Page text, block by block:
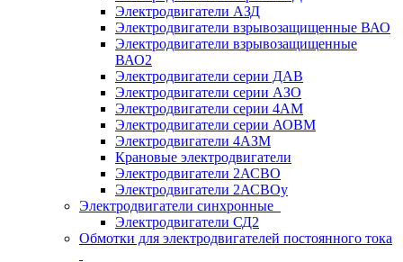
Электродвигатели АЗД
Электродвигатели взрывозащищенные ВАО
Электродвигатели взрывозащищенные
ВАО2
Электродвигатели серии ДАВ
Электродвигатели серии АЗО
Электродвигатели серии 4АМ
Электродвигатели серии АОВМ
Электродвигатели 4АЗМ
Крановые электродвигатели
Электродвигатели 2АСВО
Электродвигатели 2АСВОу
Электродвигатели синхронные
Электродвигатели СД2
Обмотки для электродвигателей постоянного тока